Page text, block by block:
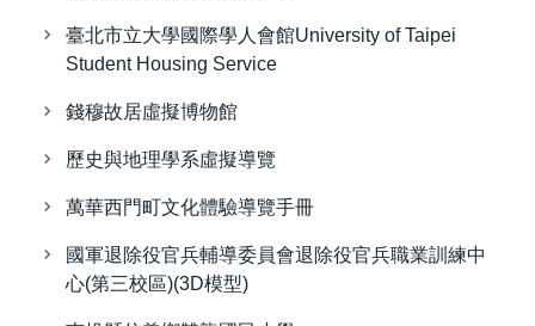
臺北市立大學國際學人會館University of Taipei
Student Housing Service
錢穆故居虛擬博物館
歷史與地理學系虛擬導覽
萬華西門町文化體驗導覽手冊
國軍退除役官兵輔導委員會退除役官兵職業訓練中
心(第三校區)(3D模型)